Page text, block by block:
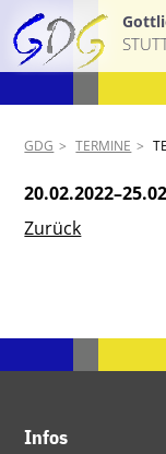
GDG TERMINE
Zurück
Infos